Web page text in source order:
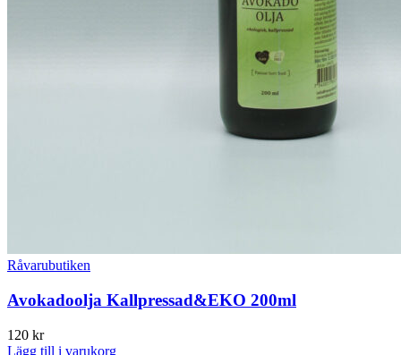
Råvarubutiken
Avokadoolja Kallpressad&EKO 200ml
120 kr
Lägg till i varukorg